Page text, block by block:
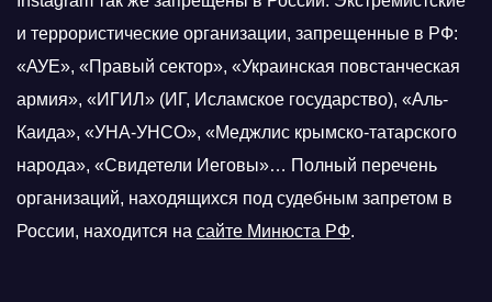
и террористические организации, запрещенные в РФ:
«АУЕ», «Правый сектор», «Украинская повстанческая
армия», «ИГИЛ» (ИГ, Исламское государство), «Аль-
Каида», «УНА-УНСО», «Меджлис крымско-татарского
народа», «Свидетели Иеговы»… Полный перечень
организаций, находящихся под судебным запретом в
России, находится на сайте Минюста РФ.